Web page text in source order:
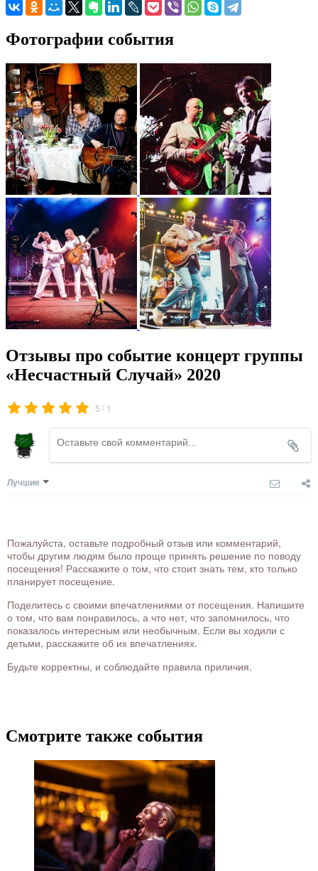
Фотографии события
Отзывы про событие концерт группы
«Несчастный Случай» 2020
5 / 1
Лучшие
Пожалуйста, оставьте подробный отзыв или комментарий,
чтобы другим людям было проще принять решение по поводу
посещения! Расскажите о том, что стоит знать тем, кто только
планирует посещение.
Поделитесь с своими впечатлениями от посещения. Напишите
о том, что вам понравилось, а что нет, что запомнилось, что
показалось интересным или необычным. Если вы ходили с
детьми, расскажите об их впечатлениях.
Будьте корректны, и соблюдайте правила приличия.
Смотрите также события